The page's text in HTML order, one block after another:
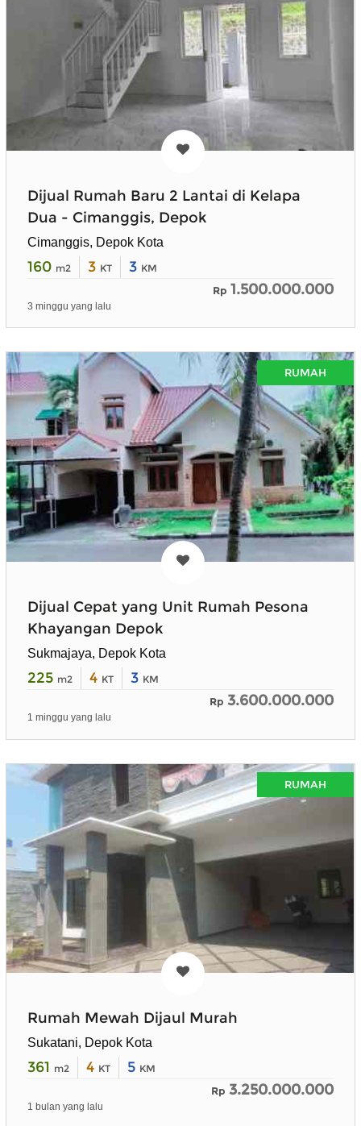
Dijual Rumah Baru 2 Lantai di Kelapa
Dua - Cimanggis, Depok
Cimanggis, Depok Kota
160 m2 3 KT 3 KM
Rp 1.500.000.000
3 minggu yang lalu
RUMAH
Dijual Cepat yang Unit Rumah Pesona
Khayangan Depok
Sukmajaya, Depok Kota
225 m2 4 KT 3 KM
Rp 3.600.000.000
1 minggu yang lalu
RUMAH
Rumah Mewah Dijaul Murah
Sukatani, Depok Kota
361 m2 4 KT 5 KM
Rp 3.250.000.000
1 bulan yang lalu